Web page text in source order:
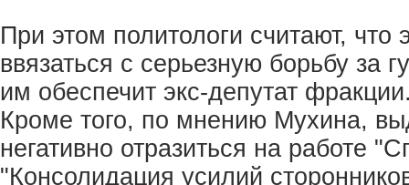
При этом политологи считают,
ввязаться с серьезную борьбу за
им обеспечит экс-депутат
Кроме того, по мнению Мухина,
негативно отразиться на работе
"Консолидация усилий